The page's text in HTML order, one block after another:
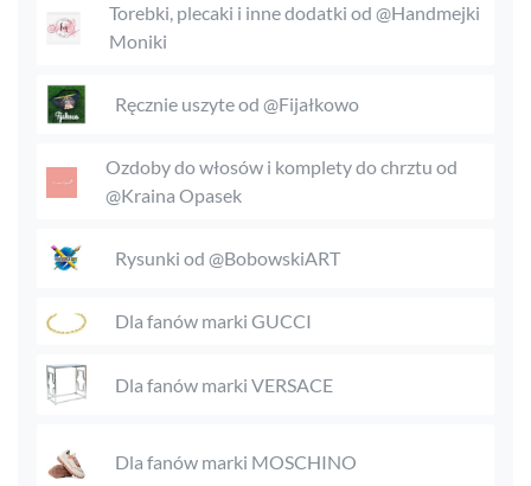
Torebki, plecaki i inne dodatki od @Handmejki
Moniki
Ręcznie uszyte od @Fijałkowo
Ozdoby do włosów i komplety do chrztu od
@Kraina Opasek
Rysunki od @BobowskiART
Dla fanów marki GUCCI
Dla fanów marki VERSACE
Dla fanów marki MOSCHINO